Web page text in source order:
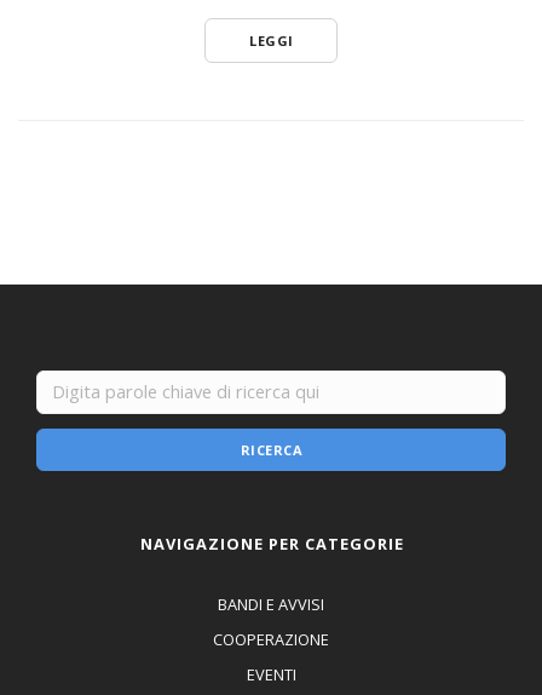
LEGGI
RICERCA
NAVIGAZIONE PER CATEGORIE
BANDI E AVVISI
COOPERAZIONE
EVENTI